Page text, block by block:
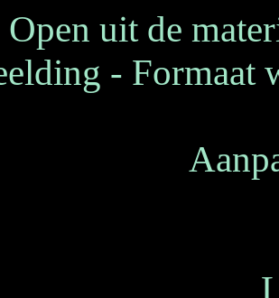
Open uit de
- Formaat